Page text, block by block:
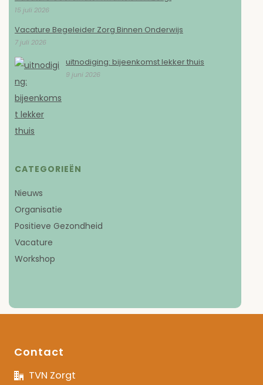
15 juli 2026
Vacature Begeleider Zorg Binnen Onderwijs
7 juli 2026
uitnodiging: bijeenkomst lekker thuis
9 juni 2026
CATEGORIEËN
Nieuws
Organisatie
Positieve Gezondheid
Vacature
Workshop
Contact
TVN Zorgt